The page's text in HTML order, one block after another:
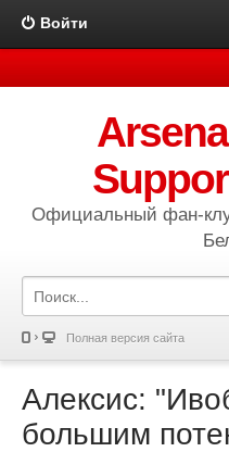
Войти
Официальный фан-
Полная версия сайта
Алексис:
большим